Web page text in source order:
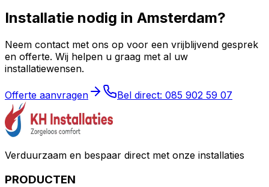
Installatie nodig in Amsterdam?
Neem contact met ons op voor een vrijblijvend gesprek
en offerte. Wij helpen u graag met al uw
installatiewensen.
Offerte aanvragen Bel direct: 085 902 59 07
Verduurzaam en bespaar direct met onze installaties
PRODUCTEN